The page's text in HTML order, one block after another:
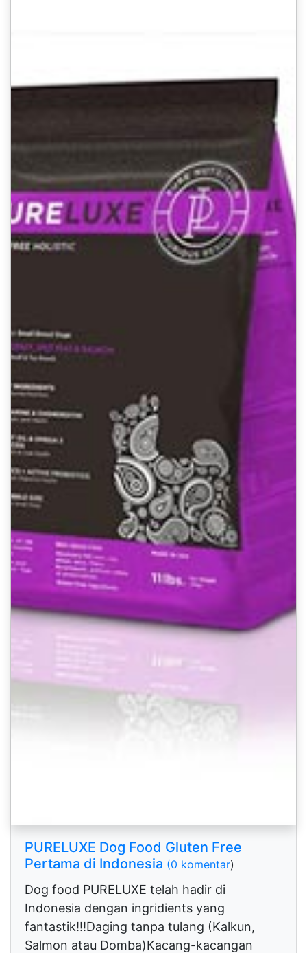
PURELUXE Dog Food Gluten Free
Pertama di Indonesia (0 komentar)
Dog food PURELUXE telah hadir di
Indonesia dengan ingridients yang
fantastik!!!Daging tanpa tulang (Kalkun,
Salmon atau Domba)Kacang-kacangan